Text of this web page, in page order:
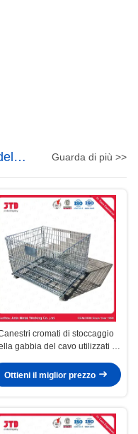
Guarda di più >>
cromati di stoccaggio
gabbia del cavo utilizzati in
Ottieni il miglior prezzo